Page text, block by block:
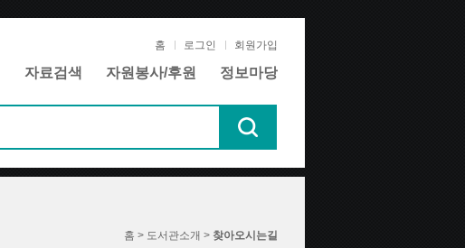
홈 로그인 회원가입
자료검색 자원봉사/후원 정보마당
홈 > 도서관소개 > 찾아오시는길